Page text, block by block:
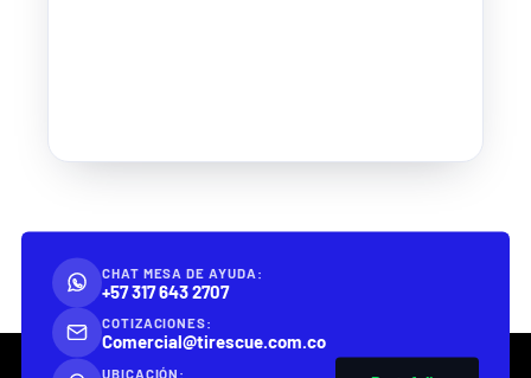
CHAT MESA DE AYUDA:
+57 317 643 2707
COTIZACIONES:
Comercial@tirescue.com.co
UBICACIÓN: